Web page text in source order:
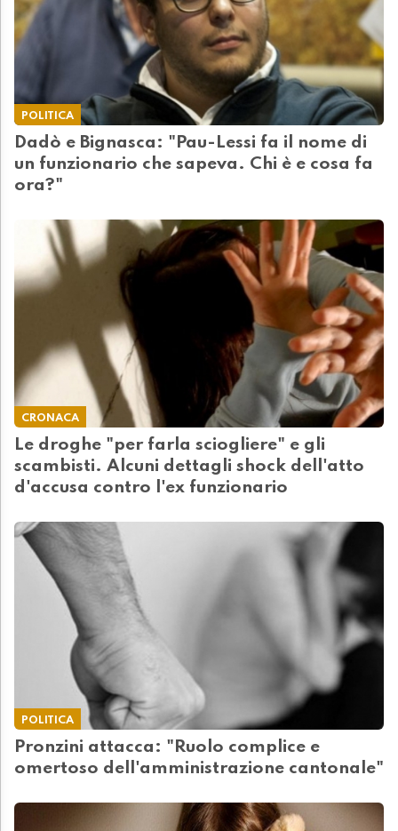
POLITICA
Dadò e Bignasca: "Pau-Lessi fa il nome di
un funzionario che sapeva. Chi è e cosa fa
ora?"
CRONACA
Le droghe "per farla sciogliere" e gli
scambisti. Alcuni dettagli shock dell'atto
d'accusa contro l'ex funzionario
POLITICA
Pronzini attacca: "Ruolo complice e
omertoso dell'amministrazione cantonale"